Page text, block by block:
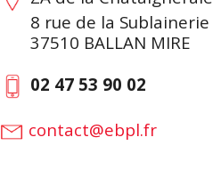
8 rue de la Sublainerie
37510 BALLAN MIRE
02 47 53 90 02
contact@ebpl.fr